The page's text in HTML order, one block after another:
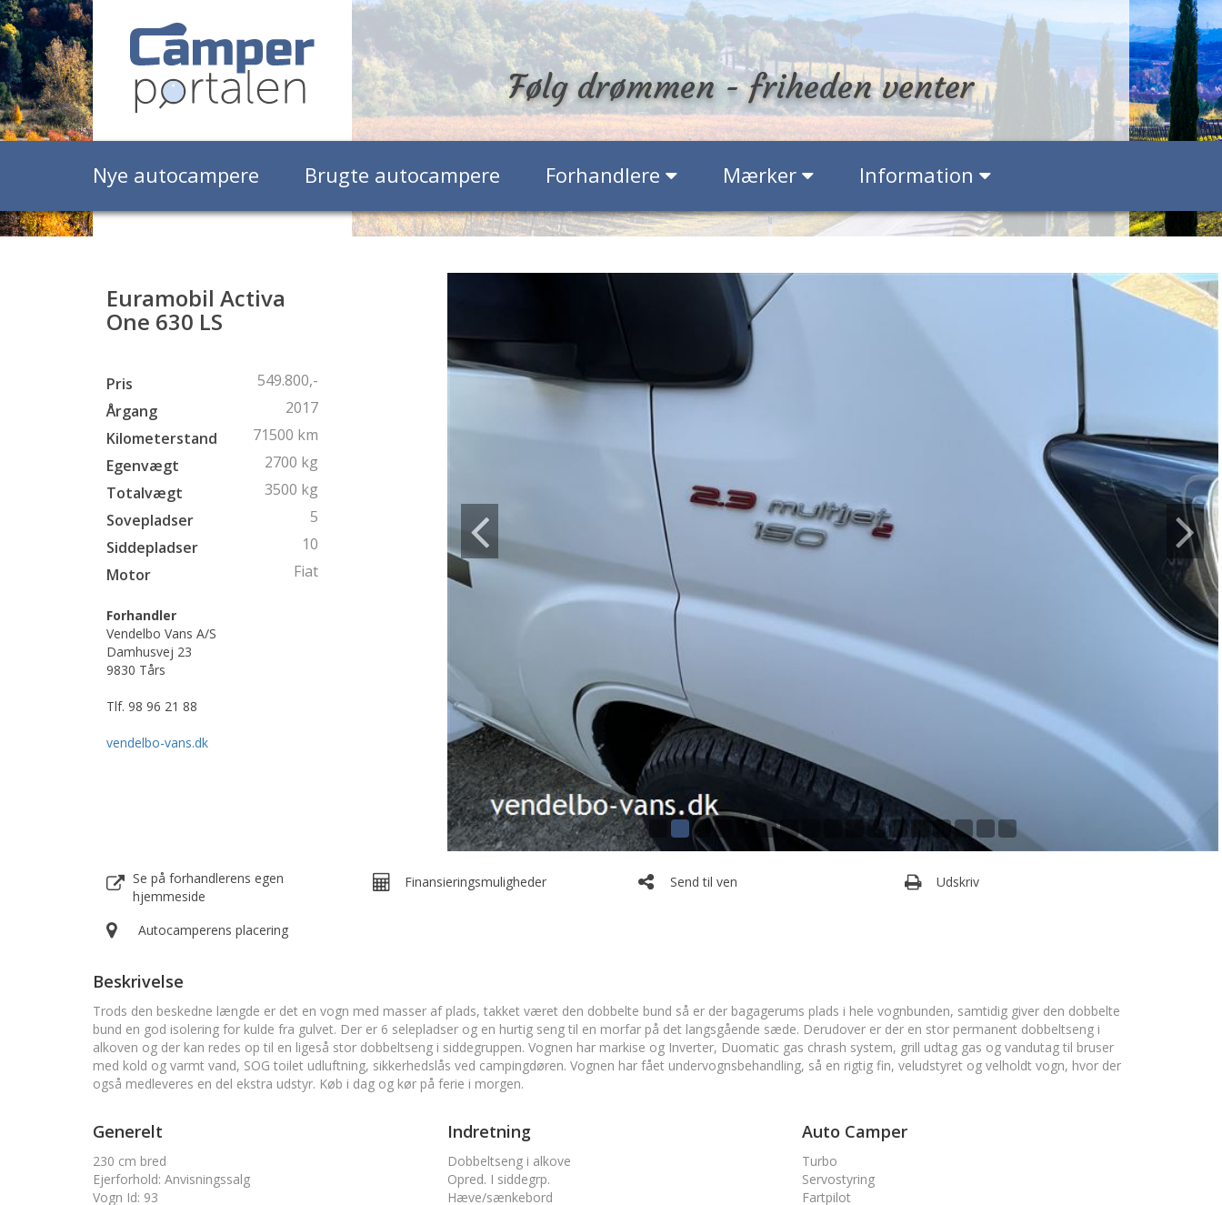
Følg drømmen - friheden venter
Nye autocampere Brugte autocampere Forhandlere Mærker Information
Euramobil Activa
One 630 LS
Pris
549.800,-
Årgang
2017
Kilometerstand
71500 km
Egenvægt
2700 kg
Totalvægt
3500 kg
Sovepladser
5
Siddepladser
10
Motor
Fiat
Forhandler
Vendelbo Vans A/S
Damhusvej 23
9830 Tårs
Tlf. 98 96 21 88
vendelbo-vans.dk
Se på forhandlerens egen
hjemmeside
Finansieringsmuligheder Send til ven Udskriv
Autocamperens placering
Beskrivelse
Trods den beskedne længde er det en vogn med masser af plads, takket været den dobbelte bund så er der bagagerums plads i hele vognbunden, samtidig giver den dobbelte
bund en god isolering for kulde fra gulvet. Der er 6 selepladser og en hurtig seng til en morfar på det langsgående sæde. Derudover er der en stor permanent dobbeltseng i
alkoven og der kan redes op til en ligeså stor dobbeltseng i siddegruppen. Vognen har markise og Inverter, Duomatic gas chrash system, grill udtag gas og vandutag til bruser
med kold og varmt vand, SOG toilet udluftning, sikkerhedslås ved campingdøren. Vognen har fået undervognsbehandling, så en rigtig fin, veludstyret og velholdt vogn, hvor der
også medleveres en del ekstra udstyr. Køb i dag og kør på ferie i morgen.
Generelt
230 cm bred
Ejerforhold: Anvisningssalg
Vogn Id: 93
Indretning
Dobbeltseng i alkove
Opred. I siddegrp.
Hæve/sænkebord
Auto Camper
Turbo
Servostyring
Fartpilot